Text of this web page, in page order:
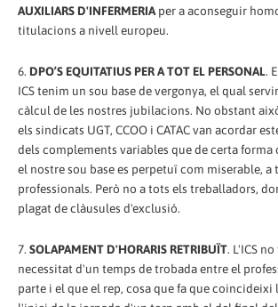
AUXILIARS D'INFERMERIA per a aconseguir
titulacions a nivell europeu.
6. DPO’S EQUITATIUS PER A TOT EL PERSONAL.
ICS tenim un sou base de vergonya, el qual
càlcul de les nostres jubilacions. No obstant
els sindicats UGT, CCOO i CATAC van acordar
dels complements variables que de certa
el nostre sou base es perpetuï com miserable, a
professionals. Però no a tots els treballadors,
plagat de clàusules d'exclusió.
7. SOLAPAMENT D'HORARIS RETRIBUÏT. L'ICS
necessitat d'un temps de trobada entre el
parte i el que el rep, cosa que fa que